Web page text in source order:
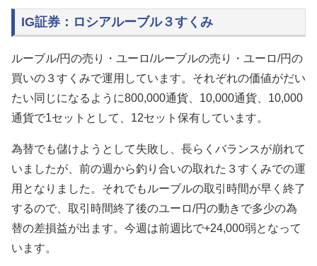
IG証券：ロシアルーブル３すくみ
ルーブル/円の売り・ユーロ/ルーブルの売り・ユーロ/円の
買いの３すくみで運用しています。それぞれの価値がだい
たい同じになるように800,000通貨、10,000通貨、10,000
通貨で1セットとして、12セット保有しています。
為替でも儲けようとして失敗し、長らくバランスが崩れて
いましたが、前の週から釣り合いの取れた３すくみでの運
用となりました。それでもルーブルの取引時間が早く終了
するので、取引時間終了後のユーロ/円の動きで多少の為
替の差損益が出ます。今週は前週比で+24,000弱となって
います。